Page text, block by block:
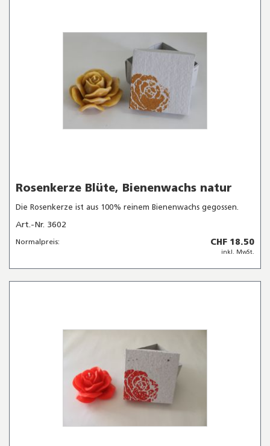
Rosenkerze Blüte, Bienenwachs natur
Die Rosenkerze ist aus 100% reinem Bienenwachs gegossen.
Art.-Nr. 3602
Normalpreis: CHF 18.50
inkl. MwSt.